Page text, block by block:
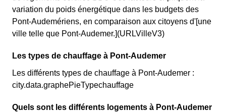
variation du poids énergétique dans les budgets des
Pont-Audemériens, en comparaison aux citoyens d'[une
ville telle que Pont-Audemer.](URLVilleV3)
Les types de chauffage à Pont-Audemer
Les différents types de chauffage à Pont-Audemer :
city.data.graphePieTypechauffage
Quels sont les différents logements à Pont-Audemer